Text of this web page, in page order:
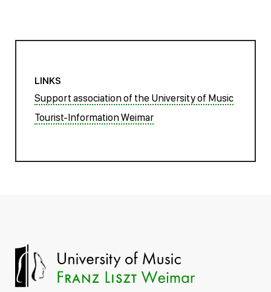
LINKS
Support association of the University of Music
Tourist-Information Weimar